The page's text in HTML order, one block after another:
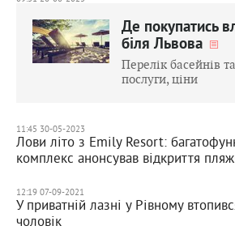
Де покупатись
біля Львова
Перелік басейнів
послуги, ціни
11:45 30-05-2023
Лови літо з Emily Resort:
комплекс анонсував відкриття
12:19 07-09-2021
У приватній лазні у Рівному
чоловік